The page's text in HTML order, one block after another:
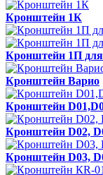
Кронштейн 1К
Кронштейн 1П
Кронштейн Варио
Кронштейн
Кронштейн D02,
Кронштейн D03,